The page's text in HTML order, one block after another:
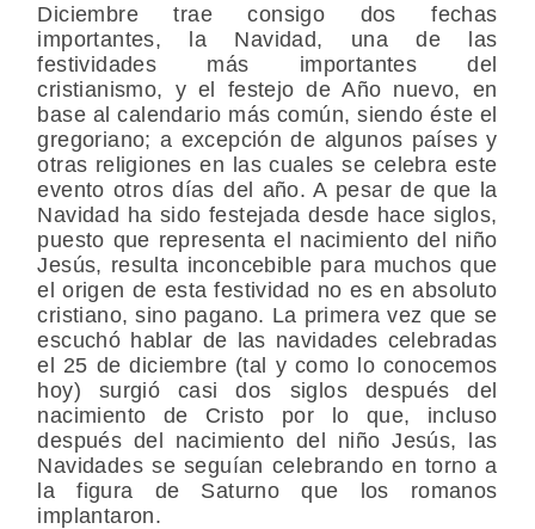
Diciembre trae consigo dos fechas
importantes, la Navidad, una de las
festividades más importantes del
cristianismo, y el festejo de Año nuevo, en
base al calendario más común, siendo éste el
gregoriano; a excepción de algunos países y
otras religiones en las cuales se celebra este
evento otros días del año. A pesar de que la
Navidad ha sido festejada desde hace siglos,
puesto que representa el nacimiento del niño
Jesús, resulta inconcebible para muchos que
el origen de esta festividad no es en absoluto
cristiano, sino pagano. La primera vez que se
escuchó hablar de las navidades celebradas
el 25 de diciembre (tal y como lo conocemos
hoy) surgió casi dos siglos después del
nacimiento de Cristo por lo que, incluso
después del nacimiento del niño Jesús, las
Navidades se seguían celebrando en torno a
la figura de Saturno que los romanos
implantaron.